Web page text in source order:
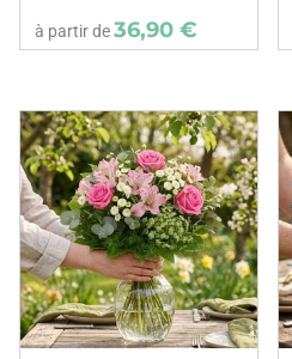
à partir de36,90 €